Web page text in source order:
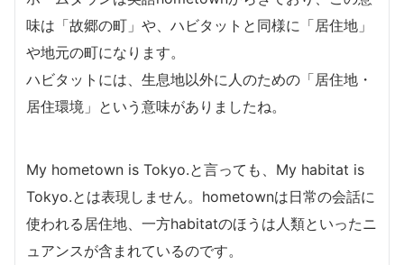
味は「故郷の町」や、ハビタットと同様に「居住地」
や地元の町になります。
ハビタットには、生息地以外に人のための「居住地・
居住環境」という意味がありましたね。
My hometown is Tokyo.と言っても、My habitat is
Tokyo.とは表現しません。hometownは日常の会話に
使われる居住地、一方habitatのほうは人類といったニ
ュアンスが含まれているのです。